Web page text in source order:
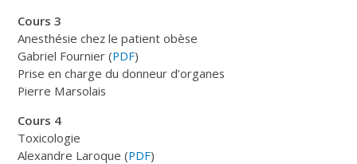
Cours 3
Anesthésie chez le patient obèse
Gabriel Fournier (PDF)
Prise en charge du donneur d’organes
Pierre Marsolais
Cours 4
Toxicologie
Alexandre Laroque (PDF)